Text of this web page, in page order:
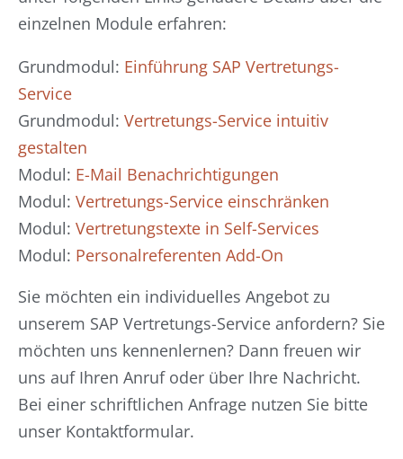
einzelnen Module erfahren:
Grundmodul: Einführung SAP Vertretungs-
Service
Grundmodul: Vertretungs-Service intuitiv
gestalten
Modul: E-Mail Benachrichtigungen
Modul: Vertretungs-Service einschränken
Modul: Vertretungstexte in Self-Services
Modul: Personalreferenten Add-On
Sie möchten ein individuelles Angebot zu
unserem SAP Vertretungs-Service anfordern? Sie
möchten uns kennenlernen? Dann freuen wir
uns auf Ihren Anruf oder über Ihre Nachricht.
Bei einer schriftlichen Anfrage nutzen Sie bitte
unser Kontaktformular.